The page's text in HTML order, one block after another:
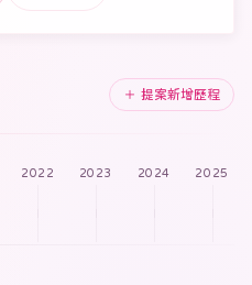
＋ 提案新增歷程
2022 2023 2024 2025